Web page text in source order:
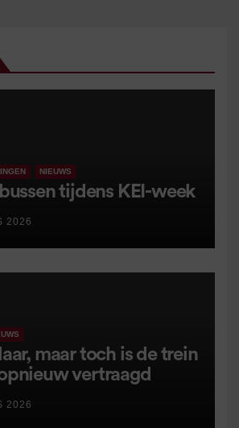
NIEUWS
tijdens KEI-week
2026
maar toch is de trein
vertraagd
2026